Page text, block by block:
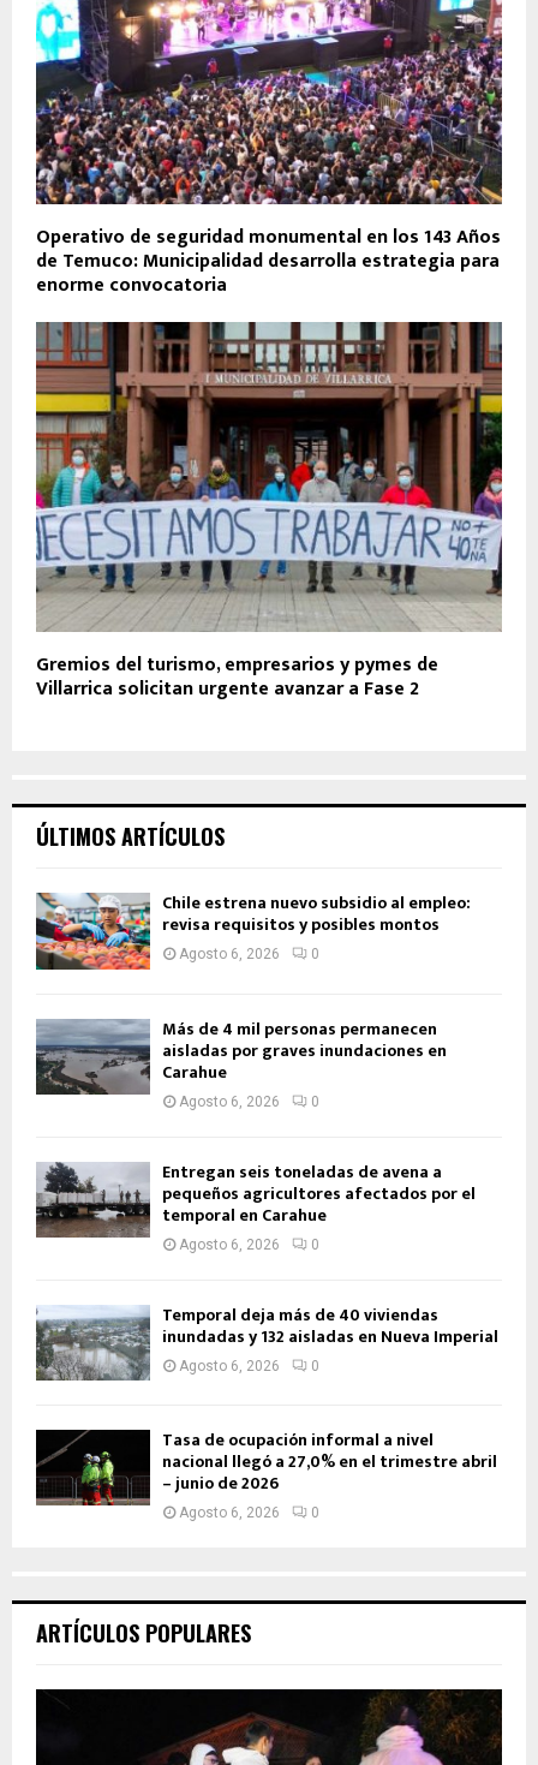
Operativo de seguridad monumental en los 143 Años
de Temuco: Municipalidad desarrolla estrategia para
enorme convocatoria
Gremios del turismo, empresarios y pymes de
Villarrica solicitan urgente avanzar a Fase 2
ÚLTIMOS ARTÍCULOS
Chile estrena nuevo subsidio al empleo:
revisa requisitos y posibles montos
Agosto 6, 2026 0
Más de 4 mil personas permanecen
aisladas por graves inundaciones en
Carahue
Agosto 6, 2026 0
Entregan seis toneladas de avena a
pequeños agricultores afectados por el
temporal en Carahue
Agosto 6, 2026 0
Temporal deja más de 40 viviendas
inundadas y 132 aisladas en Nueva Imperial
Agosto 6, 2026 0
Tasa de ocupación informal a nivel
nacional llegó a 27,0% en el trimestre abril
– junio de 2026
Agosto 6, 2026 0
ARTÍCULOS POPULARES